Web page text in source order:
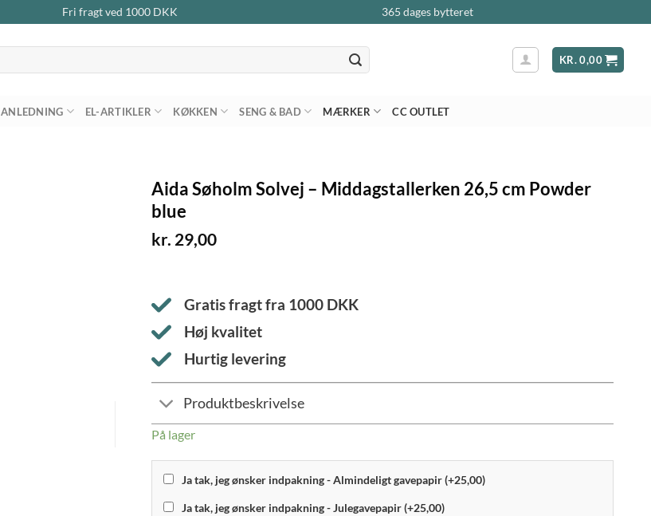
Fri fragt ved 1000DKK 365 dages bytteret
KR.0,00
ANLEDNING EL-ARTIKLER KØKKEN SENG & BAD MÆRKER CC OUTLET
Aida Søholm Solvej – Middagstallerken 26,5 cm Powder
blue
kr. 29,00
Gratis fragt fra 1000 DKK
Høj kvalitet
Hurtig levering
Produktbeskrivelse
På lager
Ja tak, jeg ønsker indpakning - Almindeligt gavepapir (+25,00)
Ja tak, jeg ønsker indpakning - Julegavepapir (+25,00)